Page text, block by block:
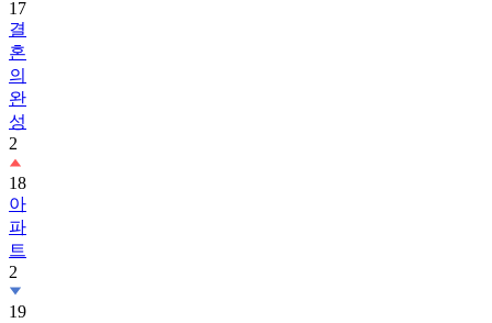
혼
의
완
성
2
18
아
파
트
2
19
트
롯